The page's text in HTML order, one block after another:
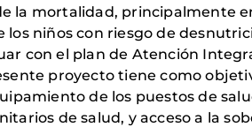
la mortalidad, principalmente
niños con riesgo de
con el plan de Atención
proyecto tiene como
de los puestos de
de salud, y acceso a la